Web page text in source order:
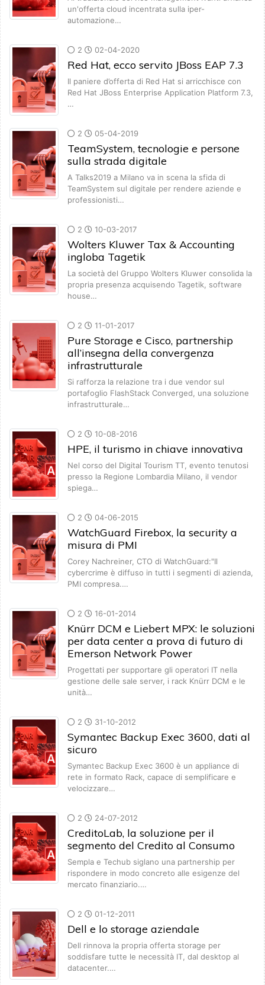
un'offerta cloud incentrata sulla iper-
automazione…
2 02-04-2020
Red Hat, ecco servito JBoss EAP 7.3
Il paniere d’offerta di Red Hat si arricchisce con
Red Hat JBoss Enterprise Application Platform 7.3,
…
2 05-04-2019
TeamSystem, tecnologie e persone
sulla strada digitale
A Talks2019 a Milano va in scena la sfida di
TeamSystem sul digitale per rendere aziende e
professionisti…
2 10-03-2017
Wolters Kluwer Tax & Accounting
ingloba Tagetik
La società del Gruppo Wolters Kluwer consolida la
propria presenza acquisendo Tagetik, software
house…
2 11-01-2017
Pure Storage e Cisco, partnership
all’insegna della convergenza
infrastrutturale
Si rafforza la relazione tra i due vendor sul
portafoglio FlashStack Converged, una soluzione
infrastrutturale…
2 10-08-2016
HPE, il turismo in chiave innovativa
Nel corso del Digital Tourism TT, evento tenutosi
presso la Regione Lombardia Milano, il vendor
spiega…
2 04-06-2015
WatchGuard Firebox, la security a
misura di PMI
Corey Nachreiner, CTO di WatchGuard:"Il
cybercrime è diffuso in tutti i segmenti di azienda,
PMI compresa.…
2 16-01-2014
Knürr DCM e Liebert MPX: le soluzioni
per data center a prova di futuro di
Emerson Network Power
Progettati per supportare gli operatori IT nella
gestione delle sale server, i rack Knürr DCM e le
unità…
2 31-10-2012
Symantec Backup Exec 3600, dati al
sicuro
Symantec Backup Exec 3600 è un appliance di
rete in formato Rack, capace di semplificare e
velocizzare…
2 24-07-2012
CreditoLab, la soluzione per il
segmento del Credito al Consumo
Sempla e Techub siglano una partnership per
rispondere in modo concreto alle esigenze del
mercato finanziario.…
2 01-12-2011
Dell e lo storage aziendale
Dell rinnova la propria offerta storage per
soddisfare tutte le necessità IT, dal desktop al
datacenter.…